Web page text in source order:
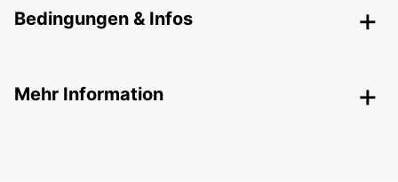
Bedingungen & Infos
Mehr Information